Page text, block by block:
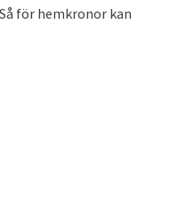
för hemkronor kan